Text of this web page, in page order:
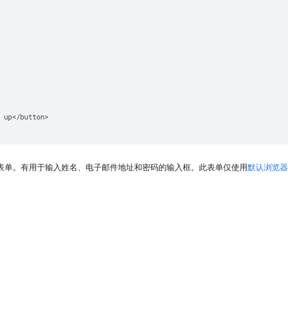
up</button>
单。有用于输入姓名、电子邮件地址和密码的输入框。此表单仅使用默认浏览器